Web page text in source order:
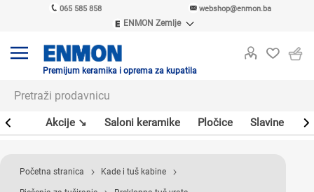
065 585 858 webshop@enmon.ba
ENMON Zemlje
ENMON MKD
Premijum keramika i oprema za kupatila
Akcije ↘ Saloni keramike Pločice Slavine
Početna stranica Kade i tuš kabine